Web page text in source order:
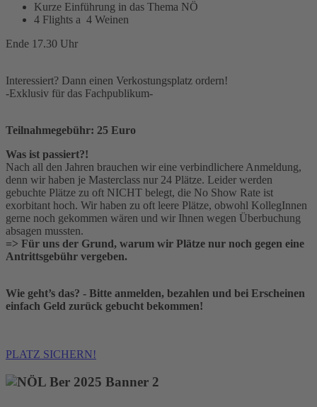
Kurze Einführung in das Thema NÖ
4 Flights a 4 Weinen
Ende 17.30 Uhr
Interessiert? Dann einen Verkostungsplatz ordern!
-Exklusiv für das Fachpublikum-
Teilnahmegebühr: 25 Euro
Was ist passiert?!
Nach all den Jahren brauchen wir eine verbindlichere Anmeldung,
denn wir haben je Masterclass nur 24 Plätze. Leider werden
gebuchte Plätze zu oft NICHT belegt, die No Show Rate ist
exorbitant hoch. Wir haben zu oft leere Plätze, obwohl KollegInnen
gerne noch gekommen wären und wir Ihnen wegen Überbuchung
absagen mussten.
=> Für uns der Grund, warum wir Plätze nur noch gegen eine
Antrittsgebühr vergeben.
Wie geht’s das? - Bitte anmelden, bezahlen und bei Erscheinen
einfach Geld zurück gebucht bekommen!
PLATZ SICHERN!